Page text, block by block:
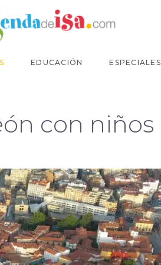
EDUCACIÓN ESPECIALES
con niños